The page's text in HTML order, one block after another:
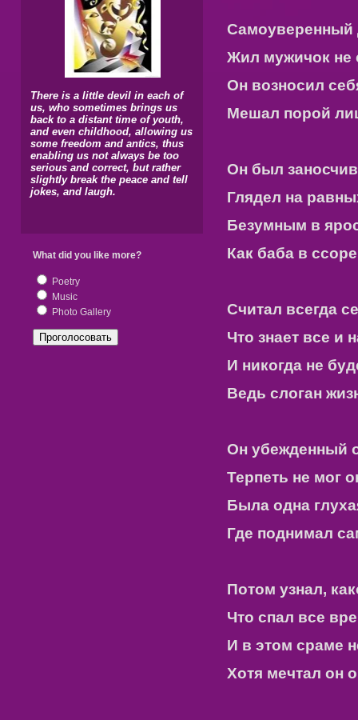
There is a little devil in each of
us, who sometimes brings us
back to a distant time of youth,
and even childhood, allowing us
some freedom and antics, thus
enabling us not always be too
serious and correct, but rather
slightly break the peace and tell
jokes, and laugh.
What did you like more?
Poetry
Music
Photo Gallery
Самоуверенный
Жил мужичок не
Он возносил
Мешал порой
Он был
Глядел на
Безумным в
Как баба в
Считал всегда
Что знает все и
И никогда не
Ведь слоган
Он убежденный
Терпеть не мог
Была одна
Где поднимал
Потом узнал,
Что спал все
И в этом сраме
Хотя мечтал он